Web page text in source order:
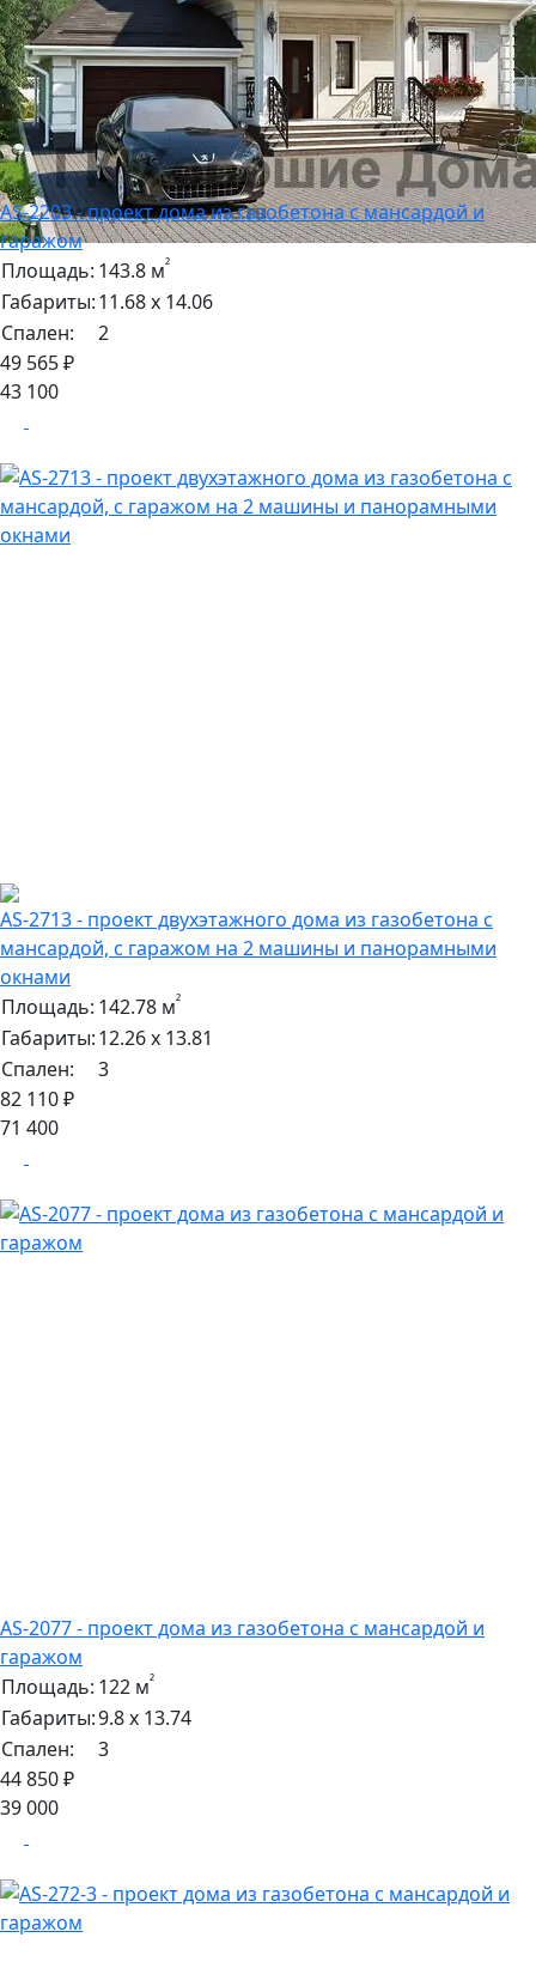
AS-2203 - проект дома из газобетона с мансардой и
гаражом
Площадь: 143.8 м²
Габариты:11.68 х 14.06
Спален:
2
49 565 ₽
43 100
AS-2713 - проект двухэтажного дома из газобетона с
мансардой, с гаражом на 2 машины и панорамными
окнами
Площадь: 142.78 м²
Габариты:12.26 х 13.81
Спален:
3
82 110 ₽
71 400
AS-2077 - проект дома из газобетона с мансардой и
гаражом
Площадь: 122 м²
Габариты:9.8 х 13.74
Спален:
3
44 850 ₽
39 000